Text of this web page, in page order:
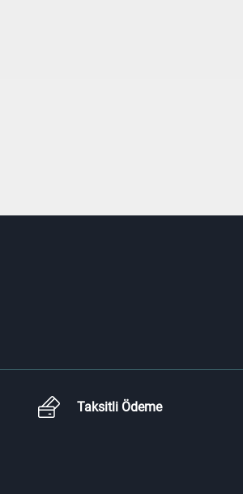
Taksitli Ödeme